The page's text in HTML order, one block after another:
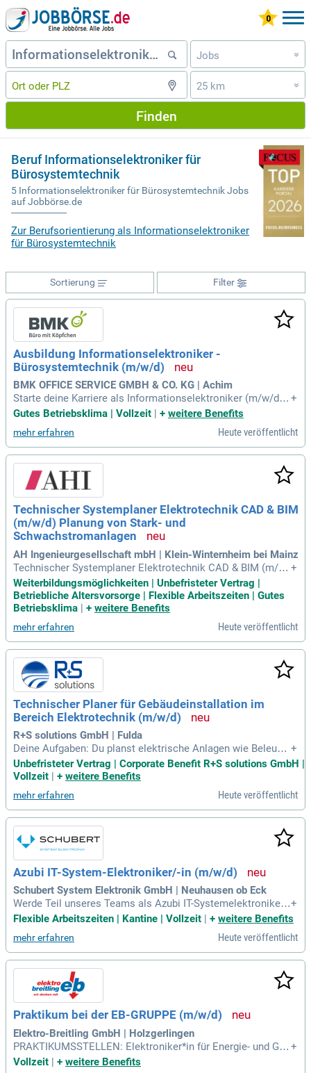
Jobs »
25 km »
Finden
Beruf Informationselektroniker für
Bürosystemtechnik
5 Informationselektroniker für Bürosystemtechnik Jobs
auf Jobbörse.de
Zur Berufsorientierung als Informationselektroniker
für Bürosystemtechnik
Filter
Sortierung
Ausbildung Informationselektroniker -
Bürosystemtechnik (m/w/d)
BMK OFFICE SERVICE GMBH & CO. KG | Achim
Starte deine Karriere als Informationselektroniker (m/w/d) b
ei BMK Office Service GmbH! Wir sind seit 35 Jahren führen
nseres dynamischen Vertriebsteams und revolutioniere die
Büroorganisation! Wenn du Technik liebst und Interesse an I
nstallation sowie Reparatur von IT-Systemen hast, bist du b
ei uns richtig. Du erlernst die Wartung von Druck- und Kopier
systemen und erhältst die Möglichkeit, früh Verantwortung
zu übernehmen. Bewirb dich jetzt und gestalte die Zukunft d
er Arbeitswelt mit uns!
+
Gutes Betriebsklima | Vollzeit
+ weitere Benefits
mehr erfahren Heute veröffentlicht
Technischer Systemplaner Elektrotechnik CAD & BIM
(m/w/d) Planung von Stark- und
Schwachstromanlagen
AH Ingenieurgesellschaft mbH | Klein-Winternheim bei Mainz
Technischer Systemplaner Elektrotechnik CAD & BIM (m/w/
d): Planung von Stark- und Schwachstromanlagen: Technisc
her Systemplaner, Technischer Zeichner, Elektroniker für En
ergie-/Gebäudetechnik oder für Informations-/ Telekommun
+
Weiterbildungsmöglichkeiten | Unbefristeter Vertrag |
Betriebliche Altersvorsorge | Flexible Arbeitszeiten | Gutes
Betriebsklima | + weitere Benefits
mehr erfahren Heute veröffentlicht
Technischer Planer für Gebäudeinstallation im
Bereich Elektrotechnik (m/​w/​d)
R+S solutions GmbH | Fulda
Deine Aufgaben: Du planst elektrische Anlagen wie Beleuch
tungssysteme, Informations- und Telekommunikationstech
nik, Blitzschutz-, Sicherheits- sowie Gebäude- und Anlagena
t die Werk- und Montageplanung
+
Unbefristeter Vertrag | Corporate Benefit R+S solutions GmbH |
Vollzeit | + weitere Benefits
mehr erfahren Heute veröffentlicht
Azubi IT-System-Elektroniker/-in (m/w/d)
Schubert System Elektronik GmbH | Neuhausen ob Eck
Werde Teil unseres Teams als Azubi IT-Systemelektroniker/i
n (m/w/d) in Neuhausen ob Eck! In dieser spannenden Ausb
en und Netzwerke. Du erwirbst Kenntnisse in der Beschaffu
ng, Installation und Konfiguration von Hardware und Softwar
e. Deine Aufgaben umfassen auch die Qualitätsprüfung und
Reparatur von Industrie-PCs sowie das Warten von IT-Anlag
en. Zusätzlich lernst du, Datenbanken, Netzwerke und Serve
r zu erstellen und firmeneigene EDV-Anlagen zu betreuen. Ta
uche ein in die Welt des Programmierens und der innovative
n Technologien – bewirb dich jetzt!
+
Flexible Arbeitszeiten | Kantine | Vollzeit
+ weitere Benefits
mehr erfahren Heute veröffentlicht
Praktikum bei der EB-GRUPPE (m/w/d)
Elektro-Breitling GmbH | Holzgerlingen
PRAKTIKUMSSTELLEN: Elektroniker*in für Energie- und Geb
äudetechnik (m/w/d); Elektroniker*in Informationstechnik
+
Vollzeit | + weitere Benefits